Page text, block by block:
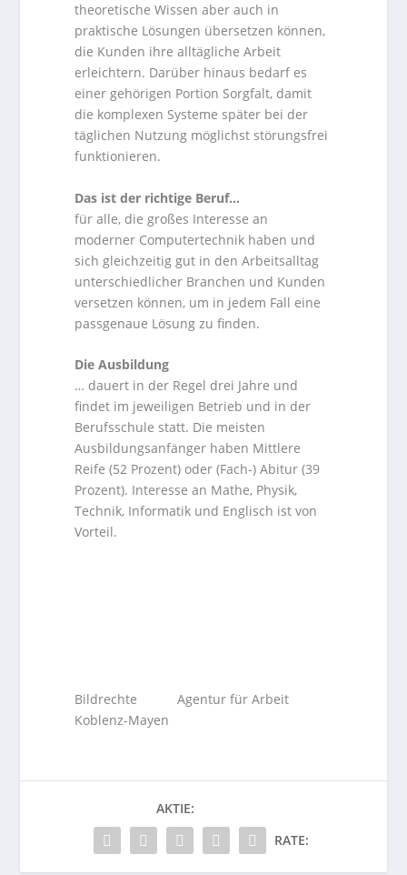
theoretische Wissen aber auch in
praktische Lösungen übersetzen können,
die Kunden ihre alltägliche Arbeit
erleichtern. Darüber hinaus bedarf es
einer gehörigen Portion Sorgfalt, damit
die komplexen Systeme später bei der
täglichen Nutzung möglichst störungsfrei
funktionieren.
Das ist der richtige Beruf…
für alle, die großes Interesse an
moderner Computertechnik haben und
sich gleichzeitig gut in den Arbeitsalltag
unterschiedlicher Branchen und Kunden
versetzen können, um in jedem Fall eine
passgenaue Lösung zu finden.
Die Ausbildung
… dauert in der Regel drei Jahre und
findet im jeweiligen Betrieb und in der
Berufsschule statt. Die meisten
Ausbildungsanfänger haben Mittlere
Reife (52 Prozent) oder (Fach-) Abitur (39
Prozent). Interesse an Mathe, Physik,
Technik, Informatik und Englisch ist von
Vorteil.
Bildrechte Agentur für Arbeit
Koblenz-Mayen
AKTIE:
RATE: